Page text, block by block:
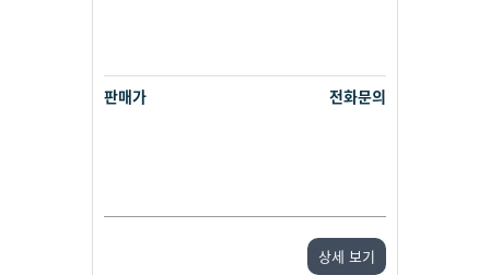
판매가 전화문의
상세 보기